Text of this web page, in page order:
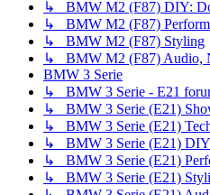
↳ BMW M2 (F87) DIY:
↳ BMW M2 (F87)
↳ BMW M2 (F87) Styling
↳ BMW M2 (F87) Audio,
BMW 3 Serie
↳ BMW 3 Serie - E21
↳ BMW 3 Serie (E21)
↳ BMW 3 Serie (E21)
↳ BMW 3 Serie (E21)
↳ BMW 3 Serie (E21)
↳ BMW 3 Serie (E21)